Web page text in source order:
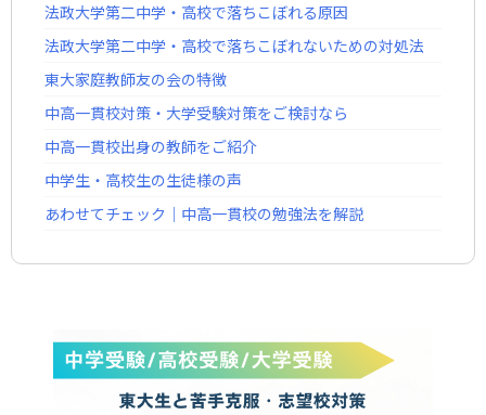
法政大学第二中学・高校で落ちこぼれる原因
法政大学第二中学・高校で落ちこぼれないための対処法
東大家庭教師友の会の特徴
中高一貫校対策・大学受験対策をご検討なら
中高一貫校出身の教師をご紹介
中学生・高校生の生徒様の声
あわせてチェック｜中高一貫校の勉強法を解説